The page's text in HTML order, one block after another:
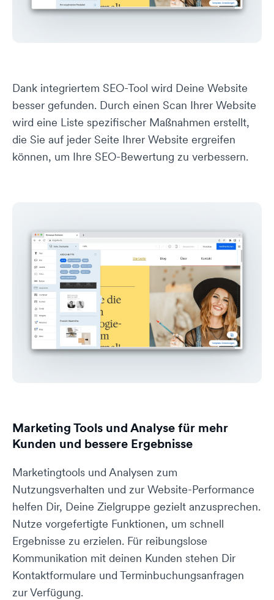
Dank integriertem SEO-Tool wird Deine Website
besser gefunden. Durch einen Scan Ihrer Website
wird eine Liste spezifischer Maßnahmen erstellt,
die Sie auf jeder Seite Ihrer Website ergreifen
können, um Ihre SEO-Bewertung zu verbessern.
Marketing Tools und Analyse für mehr
Kunden und bessere Ergebnisse
Marketingtools und Analysen zum
Nutzungsverhalten und zur Website-Performance
helfen Dir, Deine Zielgruppe gezielt anzusprechen.
Nutze vorgefertigte Funktionen, um schnell
Ergebnisse zu erzielen. Für reibungslose
Kommunikation mit deinen Kunden stehen Dir
Kontaktformulare und Terminbuchungsanfragen
zur Verfügung.